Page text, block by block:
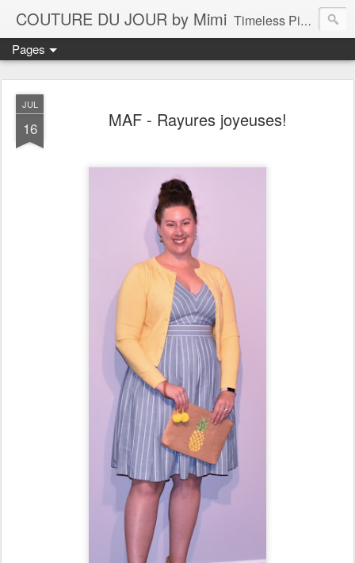
COUTURE DU JOUR by Mimi Timeless Pieces - A Reflection of Lasting Fashion
Pages
JUL
16 MAF - Rayures joyeuses!